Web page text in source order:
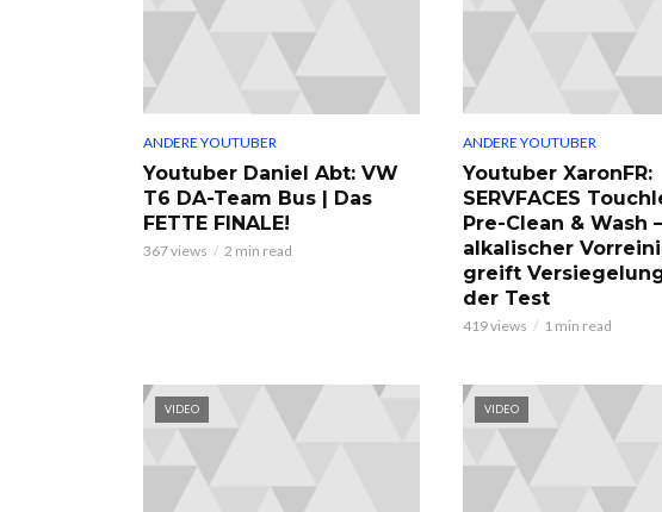
ANDERE YOUTUBER
Youtuber Daniel Abt: VW
T6 DA-Team Bus | Das
FETTE FINALE!
367 views 2 min read
ANDERE YOUTUBER
Youtuber XaronFR:
SERVFACES
Pre-Clean & Wash –
alkalischer
greift
der Test
419 views 1 min read
VIDEO VIDEO